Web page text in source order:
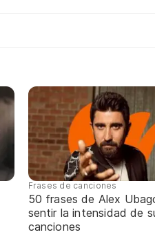
Frases de canciones
50 frases de Alex
sentir la intensidad de
canciones